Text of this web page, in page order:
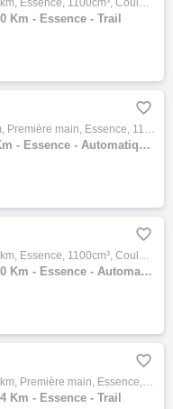
Crf, 01/2023, 32500 km, Essence, 1100cm³, Couleur noir, 11999 € Equipements : EXCELLENT ETAT - AUCUN FRAIS A PREVOIR - ENTRETIEN A JOUR - R…
Km - Essence - Trail

Crf, 03/2026, 659 km, Première main, Essence, 1100cm³, 17450 € Equipements : Votre concession Honda Moto Bastille vous propose ce HONDA AFR…
Essence - Automatique - Trail

Crf, 06/2021, 28700 km, Essence, 1100cm³, Couleur noir, 12890 € Equipements : Superbe Honda Africa Twin DCT de 2021, totalisant 28 700 km. …
- Essence - Automatique - Trail

Crf, 06/2025, 14894 km, Première main, Essence, 1100cm³, Couleur rouge, 12690 € Equipements : Assurance sur place,Plus de photos sur demand…
Km - Essence - Trail